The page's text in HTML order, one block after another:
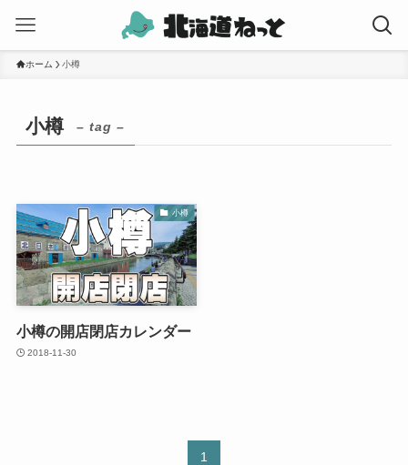
ホーム 小樽
小樽 – tag –
小樽
小樽の開店閉店カレンダー
2018-11-30
1